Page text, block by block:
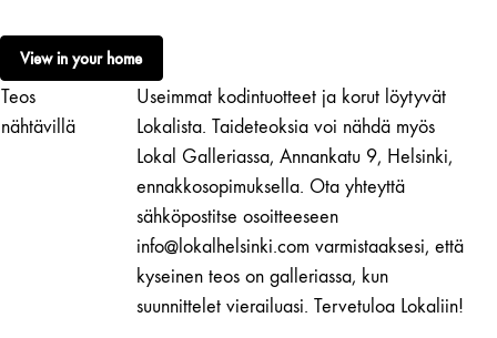
|
Suo
(keskikoko
turkoosi)
View in your home
Teos
nähtävillä
Useimmat kodintuotteet ja korut löytyvät
Lokalista. Taideteoksia voi nähdä myös
Lokal Galleriassa, Annankatu 9, Helsinki,
ennakkosopimuksella. Ota yhteyttä
sähköpostitse osoitteeseen
info@lokalhelsinki.com varmistaaksesi, että
kyseinen teos on galleriassa, kun
suunnittelet vierailuasi. Tervetuloa Lokaliin!